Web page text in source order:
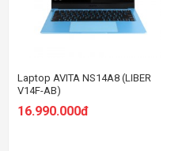
Laptop AVITA NS14A8 (LIBER
V14F-AB)
16.990.000đ